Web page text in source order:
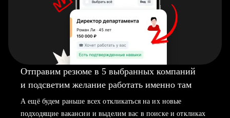
Отправим резюме в 5 выбранных компаний
и подсветим желание работать именно там
А ещё будем раньше всех откликаться на их новые
подходящие вакансии и выделим вас в поиске и откликах